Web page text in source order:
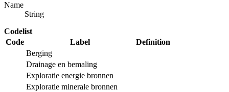
Name
String
Codelist
Code
Label
Definition
Berging
Drainage en bemaling
Exploratie energie bronnen
Exploratie minerale bronnen